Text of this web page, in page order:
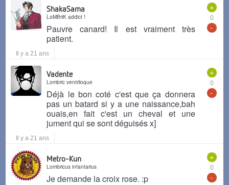
+
0
-
ShakaSama
LoMBriK addict !
Pauvre canard! Il est vraiment très
patient.
Il y a 21 ans
+
0
-
Vadente
Lombric ventriloque
Déjà le bon coté c'est que ça donnera
pas un batard si y a une naissance,bah
ouais,en fait c'est un cheval et une
jument qui se sont déguisés x]
Il y a 21 ans
+
0
-
Metro-Kun
Lombricus infantarius
Je demande la croix rose. :p